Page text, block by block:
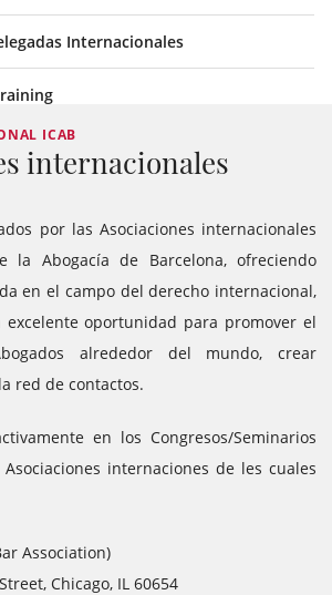
Internacionales
ICAB
internacionales
por las Asociaciones internacionales
la Abogacía de Barcelona, ofreciendo
en el campo del derecho internacional,
oportunidad para promover el
alrededor del mundo, crear
red de contactos.
en los Congresos/Seminarios
internaciones de les cuales
Association)
Chicago, IL 60654